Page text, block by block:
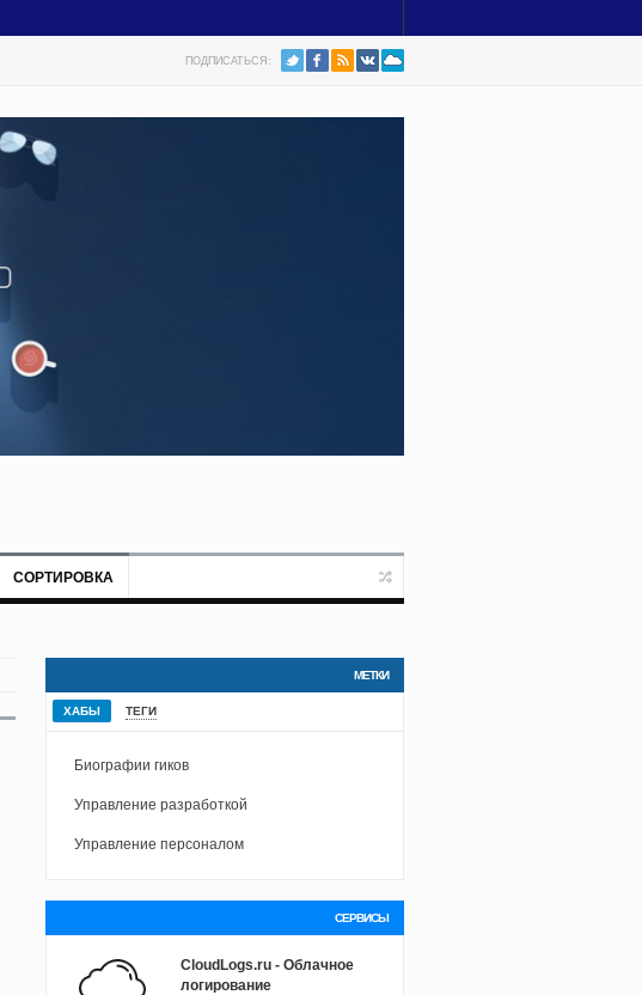
ПОДПИСАТЬСЯ:
СОРТИРОВКА
МЕТКИ
ХАБЫ ТЕГИ
Биографии гиков
Управление разработкой
Управление персоналом
СЕРВИСЫ
CloudLogs.ru - Облачное
логирование